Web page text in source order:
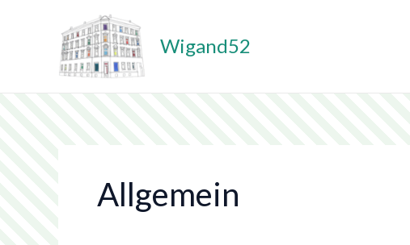
Wigand52
Allgemein